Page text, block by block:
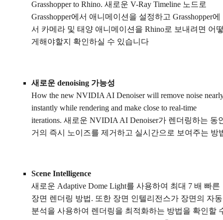
Grasshopper to Rhino. 새로운 V-Ray Timeline 노드로
Grasshopper에서 애니메이션을 설정하고 Grasshopper에
서 카메라 및 태양 애니메이션을 Rhino로 보내려면 어
게해야할지 확인하실 수 있습니다
새로운 denoising 가능성
How the new NVIDIA AI Denoiser will remove noise
instantly while rendering and make close to real-time
iterations. 새로운 NVIDIA AI Denoiser가 렌더링하는 동
거의 즉시 노이즈를 제거하고 실시간으로 보여주는 방
Scene Intelligence
새로운 Adaptive Dome Light를 사용하여 최대 7 배 빠른
장면 렌더링 방법. 또한 장면 인텔리전스가 장면의 자동
분석을 사용하여 렌더링을 최적화하는 방법을 확인할